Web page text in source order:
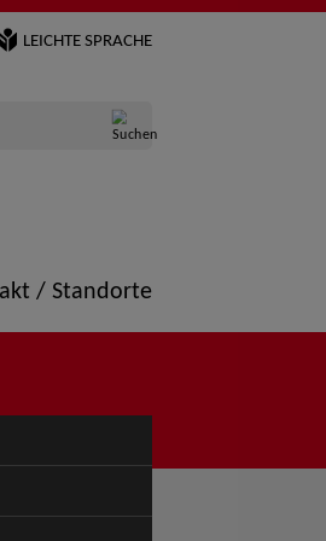
LEICHTE SPRACHE
/ Standorte